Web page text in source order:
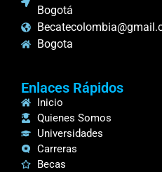
Bogotá
Bogota
Enlaces Rápidos
Inicio
Quienes Somos
Universidades
Carreras
Becas